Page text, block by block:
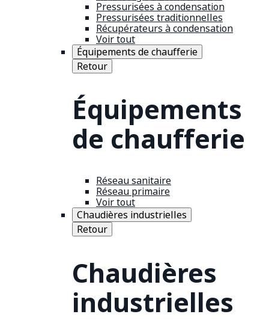
Pressurisées à condensation
Pressurisées traditionnelles
Récupérateurs à condensation
Voir tout
Équipements de chaufferie
Retour
Équipements
de chaufferie
Réseau sanitaire
Réseau primaire
Voir tout
Chaudières industrielles
Retour
Chaudières
industrielles